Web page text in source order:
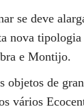
se deve
nova tipologia
e Montijo.
objetos de
vários